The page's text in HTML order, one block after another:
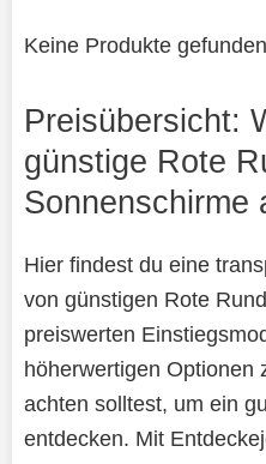
Keine Produkte
Preisübersicht:
günstige Rote
Sonnenschirme
Hier findest du eine
von günstigen Rote
preiswerten
höherwertigen Optionen
achten solltest, um ein
entdecken. Mit